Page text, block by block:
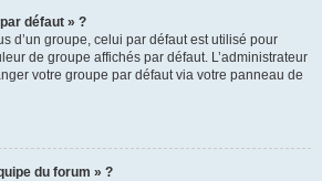
défaut » ?
d’un groupe, celui par défaut est utilisé pour
de groupe affichés par défaut. L’administrateur
votre groupe par défaut via votre panneau de
du forum » ?